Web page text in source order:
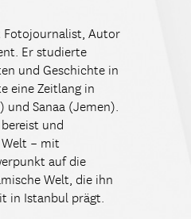
Fotojournalist, Autor
Er studierte
und Geschichte in
eine Zeitlang in
und Sanaa (Jemen).
und
– mit
auf die
Welt, die ihn
in Istanbul prägt.